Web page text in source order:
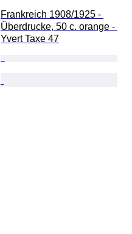
Frankreich 1908/1925 -
Überdrucke, 50 c. orange -
Yvert Taxe 47